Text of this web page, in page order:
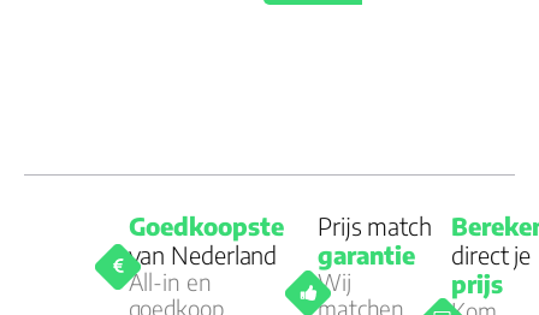
Goedkoopste
van Nederland
All-in en
goedkoop
Prijs match
garantie
Wij
matchen
direct je
prijs